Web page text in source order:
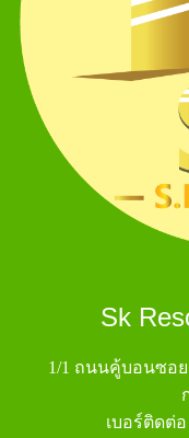
Sk
1/1 ถนนคู้บอนซอ
เบอร์ติดต่อ